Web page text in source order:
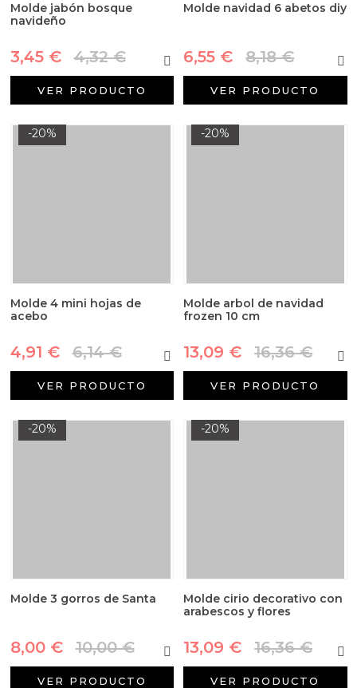
Molde jabón bosque
navideño
3,45 € 4,32 €
VER PRODUCTO
Molde navidad 6 abetos diy
6,55 € 8,18 €
VER PRODUCTO
-20%
Molde 4 mini hojas de
acebo
4,91 € 6,14 €
VER PRODUCTO
-20%
Molde arbol de navidad
frozen 10 cm
13,09 € 16,36 €
VER PRODUCTO
-20%
Molde 3 gorros de Santa
8,00 € 10,00 €
VER PRODUCTO
-20%
Molde cirio decorativo con
arabescos y flores
13,09 € 16,36 €
VER PRODUCTO